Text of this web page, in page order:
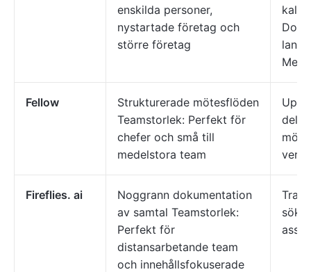
enskilda personer,
nystartade företag och
större företag
Meet
Fellow
Strukturerade mötesflöden
Teamstorlek: Perfekt för
chefer och små till
medelstora team
Fireflies. ai
Noggrann dokumentation
av samtal Teamstorlek:
Perfekt för
distansarbetande team
och innehållsfokuserade